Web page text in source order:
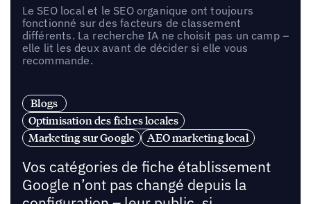
Le SEO local et le SEO organique ont toujours
fonctionné sur des facteurs de classement
différents. La recherche IA ne choisit pas un camp –
elle lit les deux avant de décider si elle vous
recommande.
Blogs
Optimisation des fiches locales
Marketing sur Google
AEO marketing local
Vos catégories de fiche établissement
Google n’ont pas changé depuis la